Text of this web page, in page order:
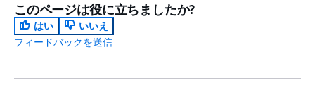
このページは役に立ちましたか?
はい
いいえ
フィードバックを送信